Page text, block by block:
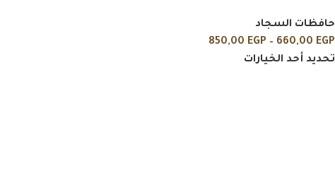
حافظات السجاد
660,00 EGP
–
850,00 EGP
تحديد أحد الخيارات